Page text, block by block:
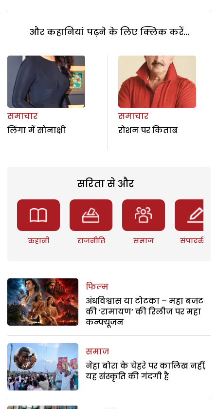
और कहानियां पढ़ने के लिए क्लिक करें...
समाचार
लिंगा में सोनाक्षी
समाचार
रोशन पर किताब
सरिता से और
कहानी राजनीति समाज संपादकीय
फिल्म
अंधविश्वास या टोटका – महा बजट
की ‘रामायण’ की रिलीज पर महा
कन्फ्यूजन
समाज
नेहा बोरा के चेहरे पर कालिख नहीं,
यह संस्कृति की गंदगी है